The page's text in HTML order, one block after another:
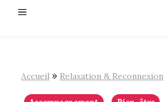
Accueil » Relaxation & Reconnexion